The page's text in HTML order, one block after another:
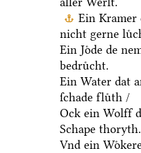
Ein Kramer
nicht gerne
Ein Joͤde de
bedruͤcht.
Ein Water dat
ſchade fluͤth /
Ock ein Wolff
Schape thoryth.
Vnd ein